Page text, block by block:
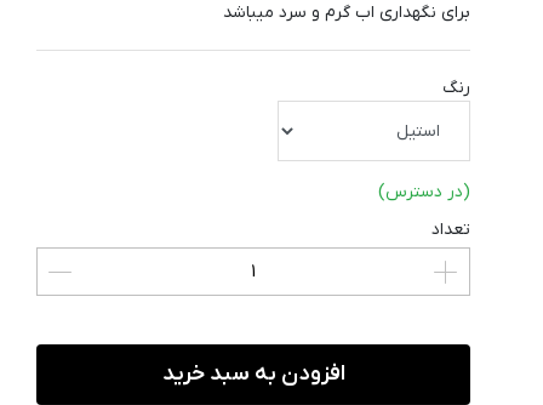
برای نگهداری اب گرم و سرد میباشد
رنگ
(در دسترس)
تعداد
افزودن به سبد خرید